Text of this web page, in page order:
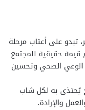
تبدو على أعتاب مرحلة
حقيقية للمجتمع
الصحي وتحسين
يُحتذى به لكل شاب
والإرادة.